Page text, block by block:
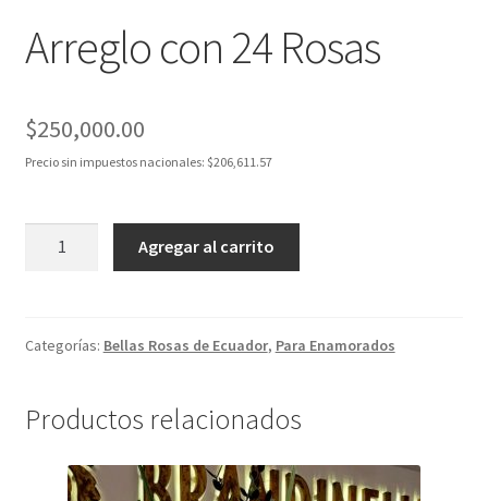
Arreglo con 24 Rosas
$250,000.00
Precio sin impuestos nacionales: $206,611.57
cantidad
Agregar al carrito
Categorías: Bellas Rosas de Ecuador, Para Enamorados
Productos relacionados